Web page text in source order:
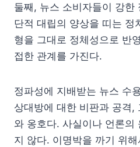
둘째, 뉴스 소비자들이 강한
단적 대립의 양상을 띠는 정
형을 그대로 정체성으로 반
접한 관계를 가진다.
정파성에 지배받는 뉴스 수
상대방에 대한 비판과 공격,
와 옹호다. 사실이나 언론의
지 않다. 이명박을 까기 위